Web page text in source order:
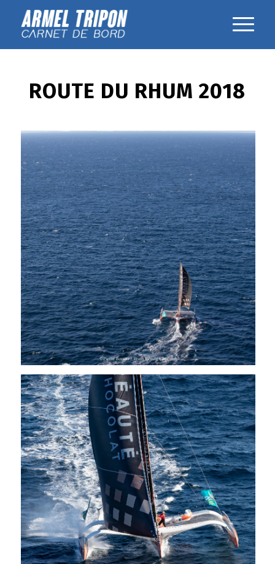
ROUTE DU RHUM 2018